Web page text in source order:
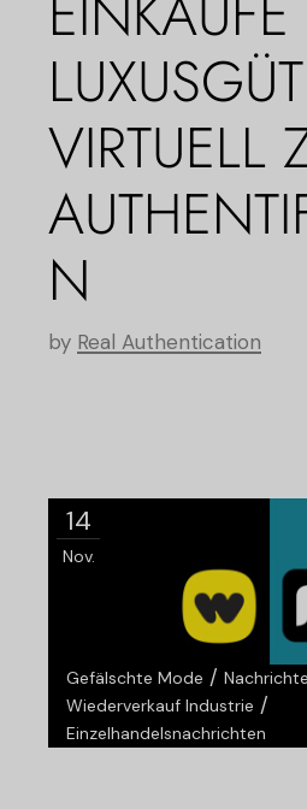
VIRTUELL
N
by Real Authentication
14
Nov.
Gefälschte Mode /
Wiederverkauf Industrie /
Einzelhandelsnachrichten